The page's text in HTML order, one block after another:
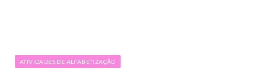
ATIVIDADES DE ALFABETIZAÇÃO